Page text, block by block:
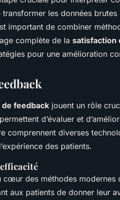
les données
important de combiner
complète de la satisfaction
pour une amélioration
feedback jouent un rôle
d’évaluer et
comprennent diverses
des patients.
cœur des méthodes
aux patients de donner leur